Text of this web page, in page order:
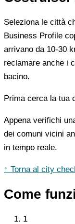
Seleziona le città
Business Profile
arrivano da 10-30
reclamare anche i
bacino.
Prima cerca la tua
Appena verifichi
dei comuni vicini
in tempo reale.
↑ Torna al city
Come
1